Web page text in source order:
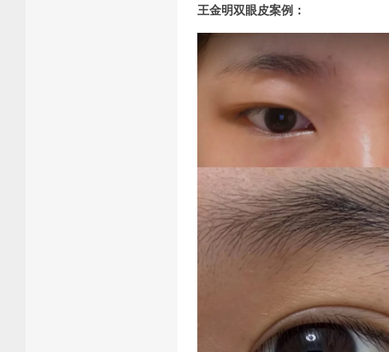
王金明双眼皮案例：